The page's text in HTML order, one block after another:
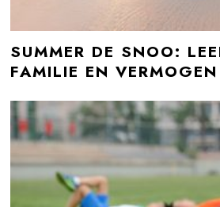
SUMMER DE SNOO:
FAMILIE EN VERMOGEN